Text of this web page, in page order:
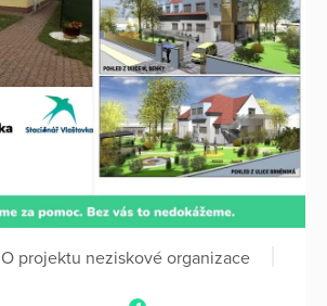
O projektu neziskové organizace